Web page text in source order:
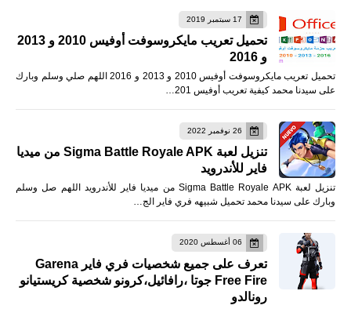
17 سبتمبر 2019
تحميل تعريب مايكروسوفت أوفيس 2010 و 2013
و 2016
تحميل تعريب مايكروسوفت أوفيس 2010 و 2013 و 2016 اللهم صلي وسلم وبارك
على سيدنا محمد كيفية تعريب أوفيس 201…
26 نوفمبر 2022
تنزيل لعبة Sigma Battle Royale APK من ميديا
فاير للأندرويد
تنزيل لعبة Sigma Battle Royale APK من ميديا فاير للأندرويد اللهم صل وسلم
وبارك على سيدنا محمد تحميل شبيهه فري فاير الج…
06 أغسطس 2020
تعرف على جميع شخصيات فري فاير Garena
Free Fire جوتا ،رافائيل،كرونو شخصية كريستيانو
رونالدو